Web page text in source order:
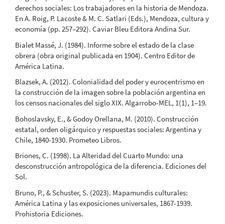
derechos sociales: Los trabajadores en la historia de Mendoza.
En A. Roig, P. Lacoste & M. C. Satlari (Eds.), Mendoza, cultura y
economía (pp. 257–292). Caviar Bleu Editora Andina Sur.
Bialet Massé, J. (1984). Informe sobre el estado de la clase
obrera (obra original publicada en 1904). Centro Editor de
América Latina.
Blazsek, A. (2012). Colonialidad del poder y eurocentrismo en
la construcción de la imagen sobre la población argentina en
los censos nacionales del siglo XIX. Algarrobo-MEL, 1(1), 1–19.
Bohoslavsky, E., & Godoy Orellana, M. (2010). Construcción
estatal, orden oligárquico y respuestas sociales: Argentina y
Chile, 1840-1930. Prometeo Libros.
Briones, C. (1998). La Alteridad del Cuarto Mundo: una
desconstrucción antropológica de la diferencia. Ediciones del
Sol.
Bruno, P., & Schuster, S. (2023). Mapamundis culturales:
América Latina y las exposiciones universales, 1867-1939.
Prohistoria Ediciones.